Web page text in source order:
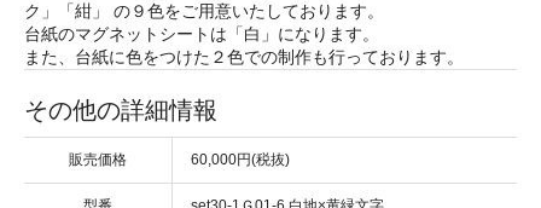
ク」「紺」 の９色をご用意いたしております。
台紙のマグネットシートは「白」になります。
また、台紙に色をつけた２色での制作も行っております。
その他の詳細情報
販売価格 60,000円(税抜)